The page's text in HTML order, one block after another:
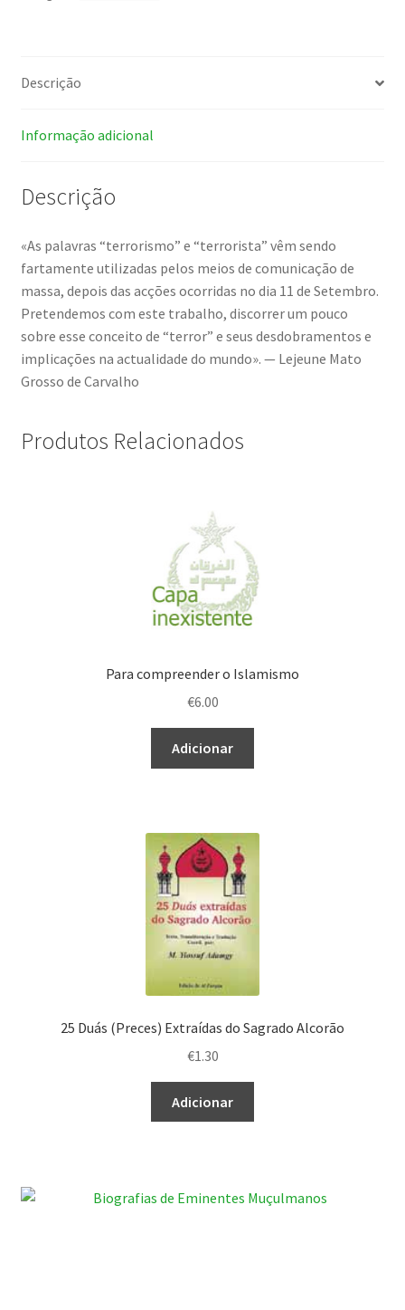
Descrição
Informação adicional
Descrição
«As palavras “terrorismo” e “terrorista” vêm sendo
fartamente utilizadas pelos meios de comunicação de
massa, depois das acções ocorridas no dia 11 de Setembro.
Pretendemos com este trabalho, discorrer um pouco
sobre esse conceito de “terror” e seus desdobramentos e
implicações na actualidade do mundo». — Lejeune Mato
Grosso de Carvalho
Produtos Relacionados
Para compreender o Islamismo
€6.00
Adicionar
25 Duás (Preces) Extraídas do Sagrado Alcorão
€1.30
Adicionar